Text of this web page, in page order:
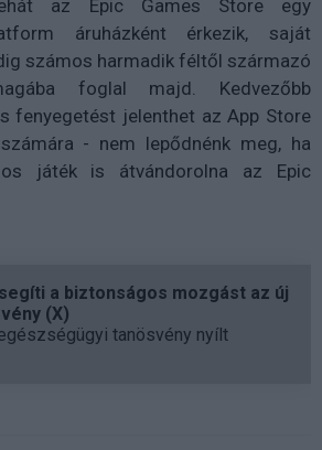
az Epic Games Store egy
áruházként érkezik, saját
számos harmadik féltől származó
foglal majd. Kedvezőbb
fenyegetést jelenthet az App Store
- nem lepődnénk meg, ha
játék is átvándorolna az Epic
a biztonságos mozgást az új
(X)
tanösvény nyílt